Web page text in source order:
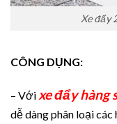
Xe đẩy
CÔNG DỤNG:
– Với xe đẩy hàng
dễ dàng phân loại các